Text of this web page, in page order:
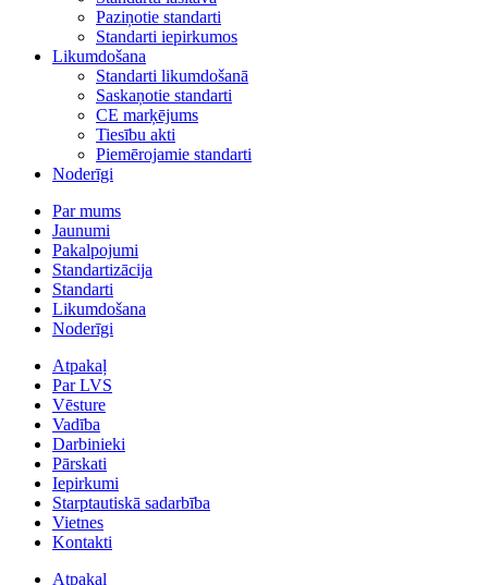
Paziņotie standarti
Standarti iepirkumos
Likumdošana
Standarti likumdošanā
Saskaņotie standarti
CE marķējums
Tiesību akti
Piemērojamie standarti
Noderīgi
Par mums
Jaunumi
Pakalpojumi
Standartizācija
Standarti
Likumdošana
Noderīgi
Atpakaļ
Par LVS
Vēsture
Vadība
Darbinieki
Pārskati
Iepirkumi
Starptautiskā sadarbība
Vietnes
Kontakti
Atpakaļ